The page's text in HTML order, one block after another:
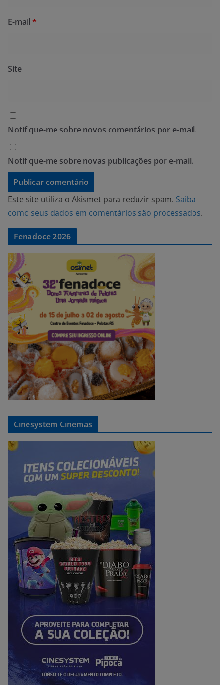
E-mail *
Site
Notifique-me sobre novos comentários por e-mail.
Notifique-me sobre novas publicações por e-mail.
Este site utiliza o Akismet para reduzir spam. Saiba
como seus dados em comentários são processados.
Fenadoce 2026
Cinesystem Cinemas